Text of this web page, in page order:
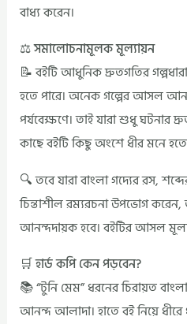
বাধ্য করেন।
⚖️ সমালোচনামূলক মূল্যায়ন
📝 বইটি আধুনিক দ্রুতগতির
হতে পারে। অনেক গল্পের আসল
পর্যবেক্ষণে। তাই যারা শুধু ঘটনার
কাছে বইটি কিছু অংশে ধীর মনে হতে
🔍 তবে যারা বাংলা গদ্যের রস,
চিন্তাশীল রম্যরচনা উপভোগ করেন,
আনন্দদায়ক হবে। বইটির আসল মূল্য
🛒 হার্ড কপি কেন পড়বেন?
📚 “টুনি মেম” ধরনের চিরায়ত
আনন্দ আলাদা। হাতে বই নিয়ে ধীরে